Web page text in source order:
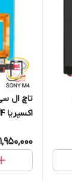
تاچ ال
اکسپریا Xperia M4
1,950,000